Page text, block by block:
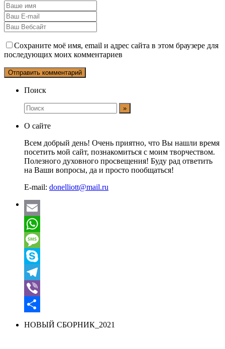
Сохраните моё имя, email и адрес сайта в этом браузере для
последующих моих комментариев
Поиск
О сайте
Всем добрый день! Очень приятно, что Вы нашли время
посетить мой сайт, познакомиться с моим творчеством.
Полезного духовного просвещения! Буду рад ответить
на Ваши вопросы, да и просто пообщаться!
E-mail: donelliott@mail.ru
Email
WhatsApp
Message
Skype
Telegram
Viber
Отправить
НОВЫЙ СБОРНИК_2021